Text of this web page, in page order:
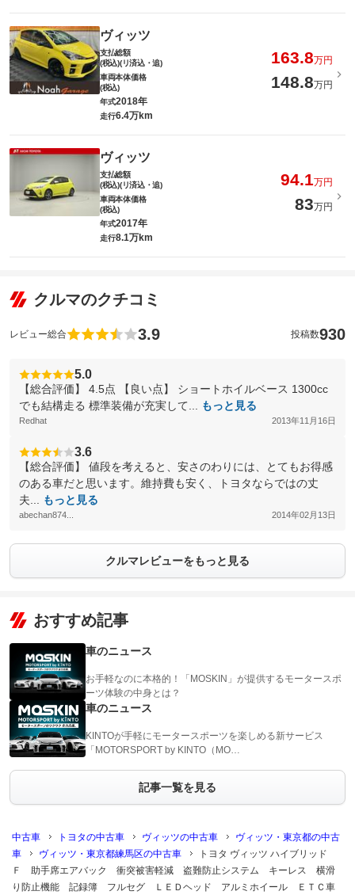
ヴィッツ
支払総額
(税込)(リ済込・追)
163.8万円
車両本体価格
(税込)
148.8万円
年式2018年
走行6.4万km
ヴィッツ
支払総額
(税込)(リ済込・追)
94.1万円
車両本体価格
(税込)
83万円
年式2017年
走行8.1万km
クルマのクチコミ
レビュー総合 3.9 投稿数930
5.0
【総合評価】 4.5点 【良い点】 ショートホイルベース 1300cc
でも結構走る 標準装備が充実して...
もっと見る
Redhat 2013年11月16日
3.6
【総合評価】 値段を考えると、安さのわりには、とてもお得感
のある車だと思います。維持費も安く、トヨタならではの丈
夫...
もっと見る
abechan874... 2014年02月13日
クルマレビューをもっと見る
おすすめ記事
車のニュース
お手軽なのに本格的！「MOSKIN」が提供するモータースポ
ーツ体験の中身とは？
車のニュース
KINTOが手軽にモータースポーツを楽しめる新サービス
「MOTORSPORT by KINTO（MO…
記事一覧を見る
中古車 トヨタの中古車 ヴィッツの中古車
ヴィッツ・東京都の中古
車
ヴィッツ・東京都練馬区の中古車
トヨタ ヴィッツ ハイブリッド
Ｆ 助手席エアバック 衝突被害軽減 盗難防止システム キーレス 横滑
り防止機能 記録簿 フルセグ ＬＥＤヘッド アルミホイール ＥＴＣ車